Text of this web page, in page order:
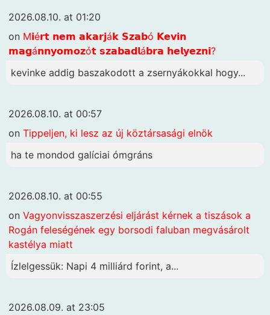
2026.08.10. at 01:20
on M𝗶é𝗿𝘁 𝗻𝗲𝗺 𝗮𝗸𝗮𝗿𝗷á𝗸 𝗦𝘇𝗮𝗯ó 𝗞𝗲𝘃𝗶𝗻
𝗺𝗮𝗴á𝗻𝗻𝘆𝗼𝗺𝗼𝘇ó𝘁 𝘀𝘇𝗮𝗯𝗮𝗱𝗹á𝗯𝗿𝗮 𝗵𝗲𝗹𝘆𝗲𝘇𝗻𝗶?
kevinke addig baszakodott a zsernyákokkal hogy...
2026.08.10. at 00:57
on Tippeljen, ki lesz az új köztársasági elnök
ha te mondod galíciai ómgráns
2026.08.10. at 00:55
on Vagyonvisszaszerzési eljárást kérnek a tiszások a
Rogán feleségének egy borsodi faluban megvásárolt
kastélya miatt
Ízlelgessük: Napi 4 milliárd forint, a...
2026.08.09. at 23:05